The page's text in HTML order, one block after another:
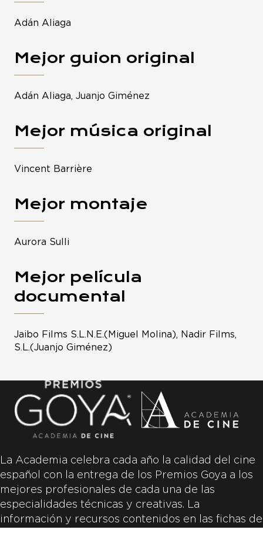
Adán Aliaga
Mejor guion original
Adán Aliaga, Juanjo Giménez
Mejor música original
Vincent Barrière
Mejor montaje
Aurora Sulli
Mejor película
documental
Jaibo Films S.L.N.E.(Miguel Molina), Nadir Films,
S.L.(Juanjo Giménez)
La Academia celebra cada año la calidad del cine
español con la entrega de los Premios Goya a los
mejores profesionales de cada una de las
especialidades técnicas y creativas. La
información y recursos contenidos en las fichas de